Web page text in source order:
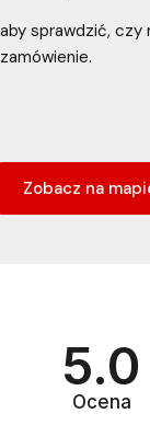
aby sprawdzić, czy
zamówienie.
Zobacz na
5.0
Ocena